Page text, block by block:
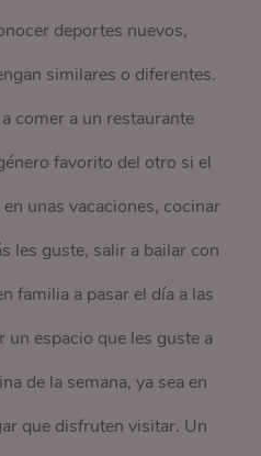
deportes nuevos,
similares o diferentes.
comer a un restaurante
favorito del otro si el
unas vacaciones, cocinar
les guste, salir a bailar con
familia a pasar el día a las
un espacio que les guste a
de la semana, ya sea en
que disfruten visitar. Un